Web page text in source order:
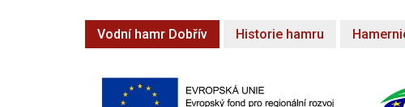
Vodní hamr Dobřív Historie hamru